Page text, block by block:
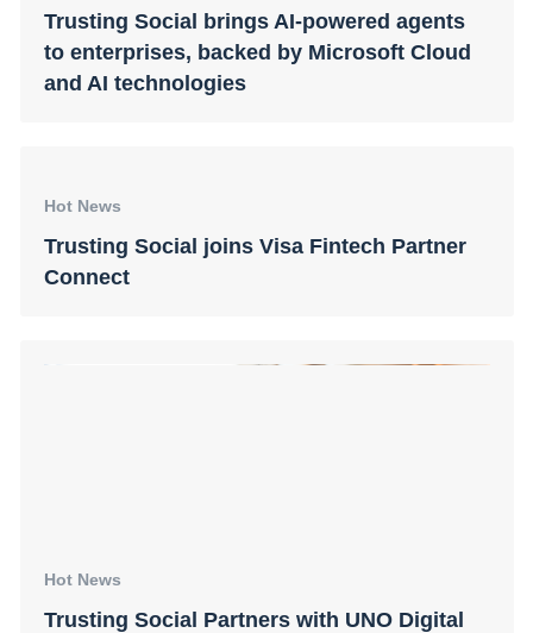
Connect
Trusting Social Partners with UNO Digital